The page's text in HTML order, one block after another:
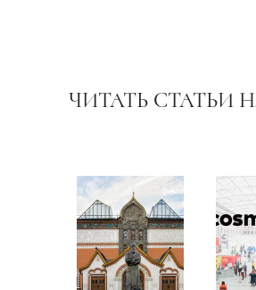
ЧИТАТЬ СТАТЬИ